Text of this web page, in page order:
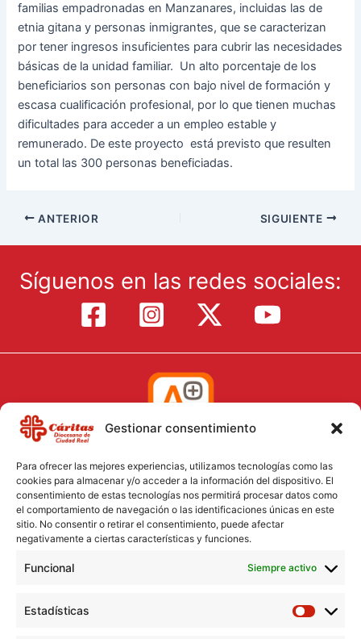
Gestionar consentimiento
Para ofrecer las mejores experiencias, utilizamos tecnologías como las
cookies para almacenar y/o acceder a la información del dispositivo. El
consentimiento de estas tecnologías nos permitirá procesar datos como
el comportamiento de navegación o las identificaciones únicas en este
sitio. No consentir o retirar el consentimiento, puede afectar
negativamente a ciertas características y funciones.
Funcional Siempre activo
Estadísticas
familias empadronadas en Manzanares, incluidas las de
etnia gitana y personas inmigrantes, que se caracterizan
por tener ingresos insuficientes para cubrir las necesidades
básicas de la unidad familiar. Un alto porcentaje de los
beneficiarios son personas con bajo nivel de formación y
escasa cualificación profesional, por lo que tienen muchas
dificultades para acceder a un empleo estable y
remunerado. De este proyecto está previsto que resulten
un total las 300 personas beneficiadas.
ANTERIOR SIGUIENTE
Síguenos en las redes sociales:
Aviso Legal
Política de Cookies